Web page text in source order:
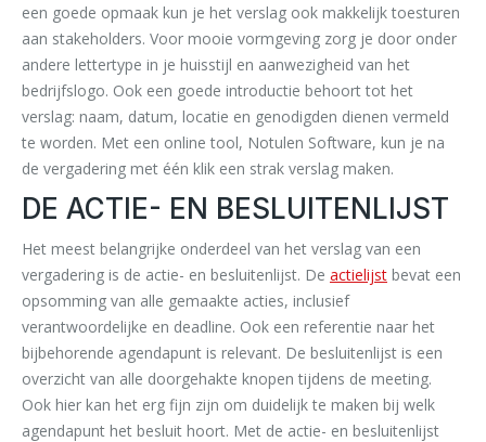
een goede opmaak kun je het verslag ook makkelijk toesturen
aan stakeholders. Voor mooie vormgeving zorg je door onder
andere lettertype in je huisstijl en aanwezigheid van het
bedrijfslogo. Ook een goede introductie behoort tot het
verslag: naam, datum, locatie en genodigden dienen vermeld
te worden. Met een online tool, Notulen Software, kun je na
de vergadering met één klik een strak verslag maken.
DE ACTIE- EN BESLUITENLIJST
Het meest belangrijke onderdeel van het verslag van een
vergadering is de actie- en besluitenlijst. De actielijst bevat een
opsomming van alle gemaakte acties, inclusief
verantwoordelijke en deadline. Ook een referentie naar het
bijbehorende agendapunt is relevant. De besluitenlijst is een
overzicht van alle doorgehakte knopen tijdens de meeting.
Ook hier kan het erg fijn zijn om duidelijk te maken bij welk
agendapunt het besluit hoort. Met de actie- en besluitenlijst